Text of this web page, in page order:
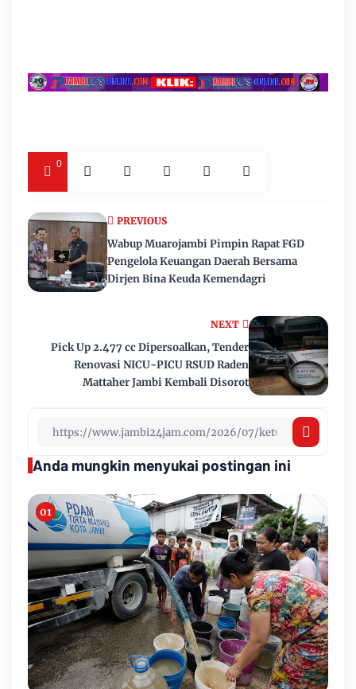
0
NEXT
Pick Up 2.477 cc Dipersoalkan, Tender
Renovasi NICU-PICU RSUD Raden
Mattaher Jambi Kembali Disorot
PREVIOUS
Wabup Muarojambi Pimpin Rapat FGD
Pengelola Keuangan Daerah Bersama
Dirjen Bina Keuda Kemendagri
Anda mungkin menyukai postingan ini